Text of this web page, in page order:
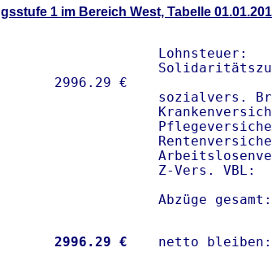
1 im Bereich West, Tabelle
Lohnsteuer:
sozialvers.
Z-Vers.
Abzüge
2996.29 € netto